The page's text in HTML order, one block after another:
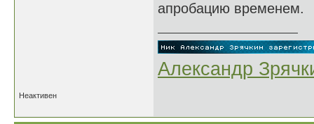
апробацию временем.
Александр
Неактивен